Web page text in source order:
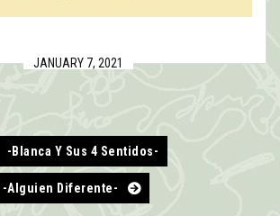
JANUARY 7, 2021
-Blanca Y Sus 4 Sentidos-
-Alguien Diferente-